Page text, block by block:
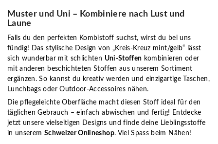
Muster und Uni – Kombiniere nach Lust und
Laune
Falls du den perfekten Kombistoff suchst, wirst du bei uns
fündig! Das stylische Design von „Kreis-Kreuz mint/gelb“ lässt
sich wunderbar mit schlichten Uni-Stoffen kombinieren oder
mit anderen beschichteten Stoffen aus unserem Sortiment
ergänzen. So kannst du kreativ werden und einzigartige Taschen,
Lunchbags oder Outdoor-Accessoires nähen.
Die pflegeleichte Oberfläche macht diesen Stoff ideal für den
täglichen Gebrauch – einfach abwischen und fertig! Entdecke
jetzt unsere vielseitigen Designs und finde deine Lieblingsstoffe
in unserem Schweizer Onlineshop. Viel Spass beim Nähen!